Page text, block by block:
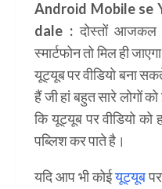
Android Mobile se
dale :दोस्तों आजकल
स्मार्टफोन तो मिल ही
यूट्यूब पर वीडियो बना
हैं जी हां बहुत सारे लोगों
कि यूट्यूब पर वीडियो को
पब्लिश कर पाते है।
यदि आप भी कोईयूट्यूब